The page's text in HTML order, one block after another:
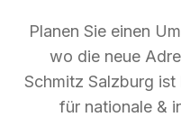
Planen Sie einen
wo die neue
Schmitz Salzburg ist
für nationale &